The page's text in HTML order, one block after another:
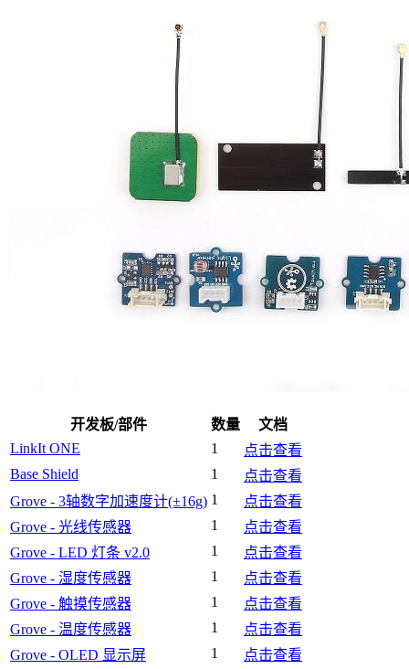
开发板/部件 数量
文档
LinkIt ONE
1
点击查看
Base Shield
1
点击查看
Grove - 3轴数字加速度计(±16g) 1
点击查看
Grove - 光线传感器
1
点击查看
Grove - LED 灯条 v2.0
1
点击查看
Grove - 湿度传感器
1
点击查看
Grove - 触摸传感器
1
点击查看
Grove - 温度传感器
1
点击查看
Grove - OLED 显示屏
1
点击查看